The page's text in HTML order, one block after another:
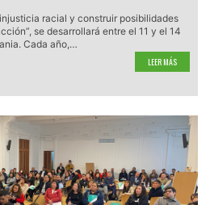
racial y construir posibilidades
se desarrollará entre el 11 y el 14
Cada año,…
LEER MÁS